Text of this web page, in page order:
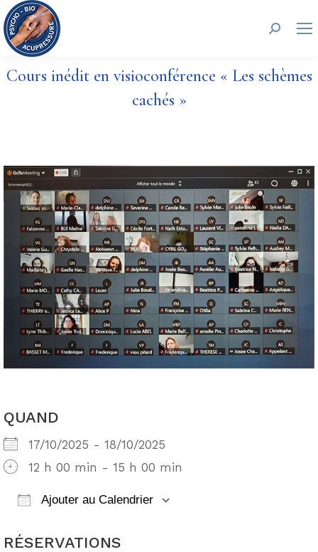
Cours inédit en visioconférence « Les schèmes
cachés »
QUAND
17/10/2025 - 18/10/2025
12 h 00 min - 15 h 00 min
Ajouter au Calendrier
RÉSERVATIONS